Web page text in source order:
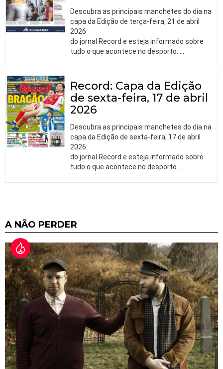
Descubra as principais manchetes do dia na
capa da Edição de terça-feira, 21 de abril
2026
do jornal Record e esteja informado sobre
tudo o que acontece no desporto. …
Record: Capa da Edição
de sexta-feira, 17 de abril
2026
Descubra as principais manchetes do dia na
capa da Edição de sexta-feira, 17 de abril
2026
do jornal Record e esteja informado sobre
tudo o que acontece no desporto. …
A NÃO PERDER